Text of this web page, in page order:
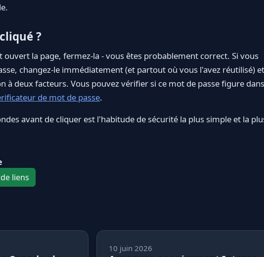
?
ouvert la page, fermez-la - vous êtes probablement correct. Si vous
changez-le immédiatement (et partout où vous l'avez réutilisé) et
à deux facteurs. Vous pouvez vérifier si ce mot de passe figure dans
de mot de passe.
avant de cliquer est l'habitude de sécurité la plus simple et la
liens
10 juin 2026